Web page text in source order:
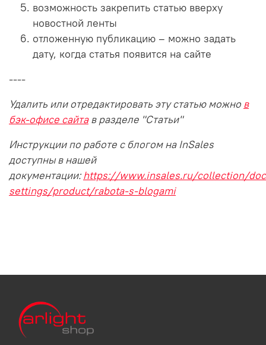
возможность закрепить статью вверху
новостной ленты
отложенную публикацию – можно задать
дату, когда статья появится на сайте
----
Удалить или отредактировать эту статью можно в
бэк-офисе сайтав разделе "Статьи"
Инструкции по работе с блогом на InSales
доступны в нашей
документации:https://www.insales.ru/collection/
settings/product/rabota-s-blogami